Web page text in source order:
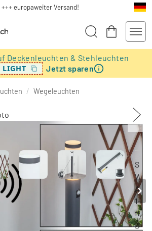
europaweiter Versand!
Deckenleuchten & Stehleuchten
LIGHT Jetzt sparen
/ Wegeleuchten